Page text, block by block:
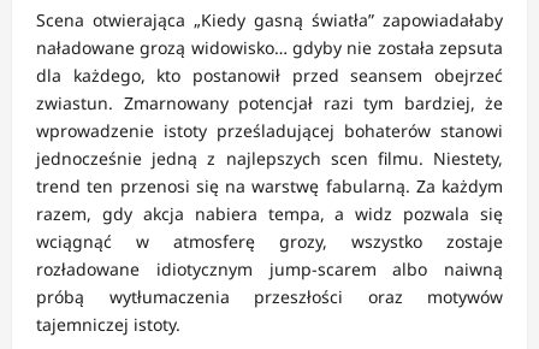
Scena otwierająca „Kiedy gasną światła” zapowiadałaby
naładowane grozą widowisko… gdyby nie została zepsuta
dla każdego, kto postanowił przed seansem obejrzeć
zwiastun. Zmarnowany potencjał razi tym bardziej, że
wprowadzenie istoty prześladującej bohaterów stanowi
jednocześnie jedną z najlepszych scen filmu. Niestety,
trend ten przenosi się na warstwę fabularną. Za każdym
razem, gdy akcja nabiera tempa, a widz pozwala się
wciągnąć w atmosferę grozy, wszystko zostaje
rozładowane idiotycznym jump-scarem albo naiwną
próbą wytłumaczenia przeszłości oraz motywów
tajemniczej istoty.